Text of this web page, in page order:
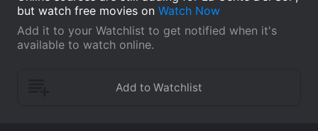
but watch free movies on Watch Now
Add it to your Watchlist to get notified when it's
available to watch online.